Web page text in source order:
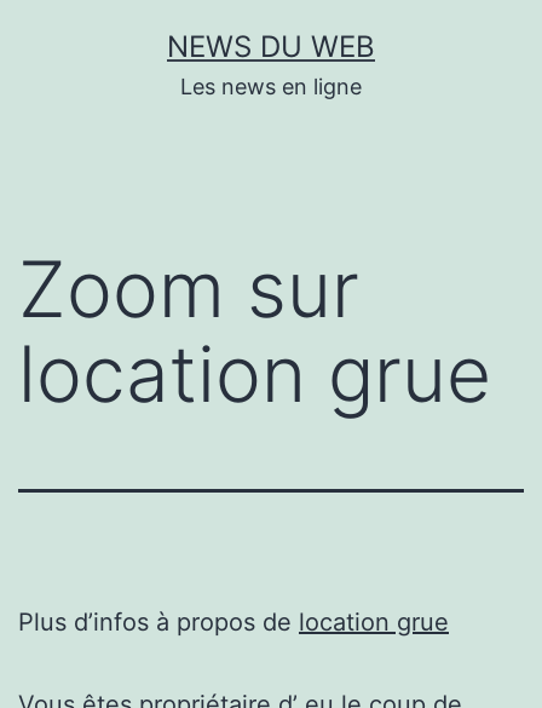
NEWS DU WEB
Les news en ligne
Zoom sur
location grue
Plus d’infos à propos de location grue